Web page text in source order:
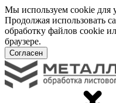
Мы используем cookie для
Продолжая использовать
обработку файлов cookie
браузере.
Согласен